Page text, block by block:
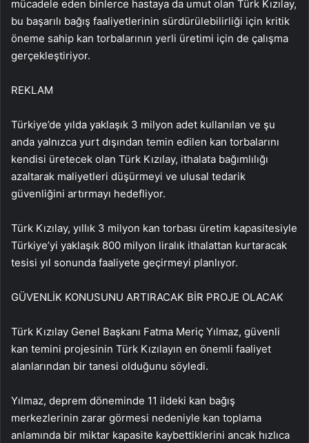
mücadele eden binlerce hastaya da umut olan Türk Kızılay,
bu başarılı bağış faaliyetlerinin sürdürülebilirliği için kritik
öneme sahip kan torbalarının yerli üretimi için de çalışma
gerçekleştiriyor.
REKLAM
Türkiye’de yılda yaklaşık 3 milyon adet kullanılan ve şu
anda yalnızca yurt dışından temin edilen kan torbalarını
kendisi üretecek olan Türk Kızılay, ithalata bağımlılığı
azaltarak maliyetleri düşürmeyi ve ulusal tedarik
güvenliğini artırmayı hedefliyor.
Türk Kızılay, yıllık 3 milyon kan torbası üretim kapasitesiyle
Türkiye’yi yaklaşık 800 milyon liralık ithalattan kurtaracak
tesisi yıl sonunda faaliyete geçirmeyi planlıyor.
GÜVENLİK KONUSUNU ARTIRACAK BİR PROJE OLACAK
Türk Kızılay Genel Başkanı Fatma Meriç Yılmaz, güvenli
kan temini projesinin Türk Kızılayın en önemli faaliyet
alanlarından bir tanesi olduğunu söyledi.
Yılmaz, deprem döneminde 11 ildeki kan bağış
merkezlerinin zarar görmesi nedeniyle kan toplama
anlamında bir miktar kapasite kaybettiklerini ancak hızlıca